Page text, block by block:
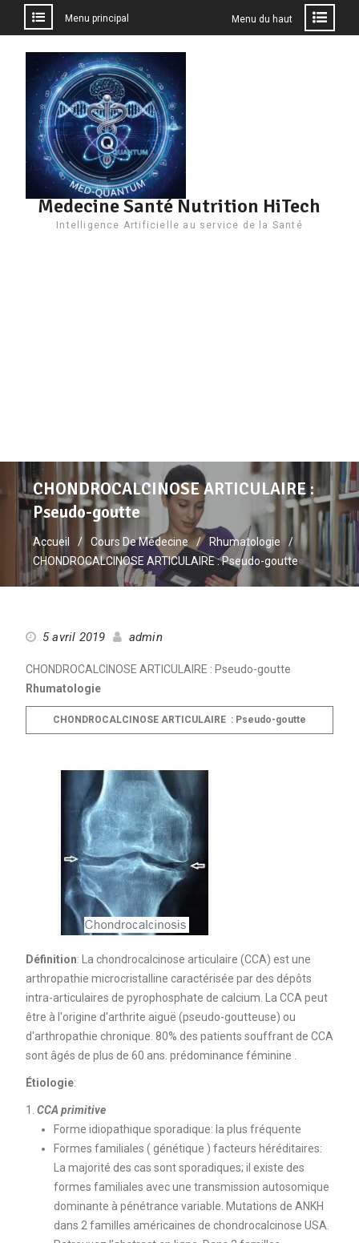
contenu
Menu principal Menu du haut
Medecine Santé Nutrition HiTech
Intelligence Artificielle au service de la Santé
CHONDROCALCINOSE ARTICULAIRE :
Pseudo-goutte
Accueil Cours De Médecine
Rhumatologie
CHONDROCALCINOSE ARTICULAIRE : Pseudo-goutte
5 avril 2019 admin
CHONDROCALCINOSE ARTICULAIRE : Pseudo-goutte
Rhumatologie
CHONDROCALCINOSE ARTICULAIRE : Pseudo-goutte
Définition: La chondrocalcinose articulaire (CCA) est une
arthropathie microcristalline caractérisée par des dépôts
intra-articulaires de pyrophosphate de calcium. La CCA peut
être à l'origine d'arthrite aiguë (pseudo-goutteuse) ou
d'arthropathie chronique. 80% des patients souffrant de CCA
sont âgés de plus de 60 ans. prédominance féminine .
Étiologie:
CCA primitive
Forme idiopathique sporadique: la plus fréquente
Formes familiales ( génétique ) facteurs héréditaires:
La majorité des cas sont sporadiques; il existe des
formes familiales avec une transmission autosomique
dominante à pénétrance variable. Mutations de ANKH
dans 2 familles américaines de chondrocalcinose USA.